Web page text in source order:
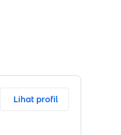
Lihat profil